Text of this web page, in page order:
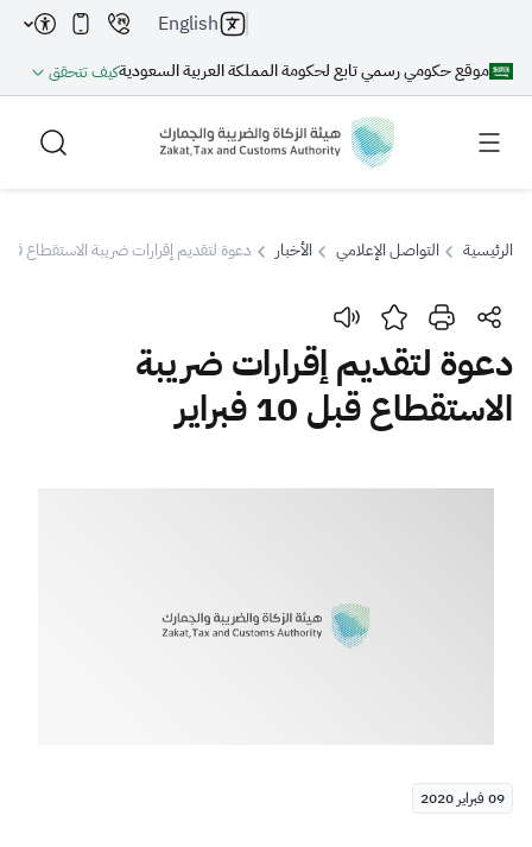
موقع حكومي رسمي تابع لحكومة المملكة العربية السعوديةكيف تتحقق
English
بحث
بحث بحث AI
اقتراحات
الرئيسية التواصل الإعلامي الأخبار دعوة لتقديم إقرارات ضريبة الاستقطاع قبل 10
دعوة لتقديم إقرارات ضريبة
الاستقطاع قبل 10 فبراير
09 فبراير 2020